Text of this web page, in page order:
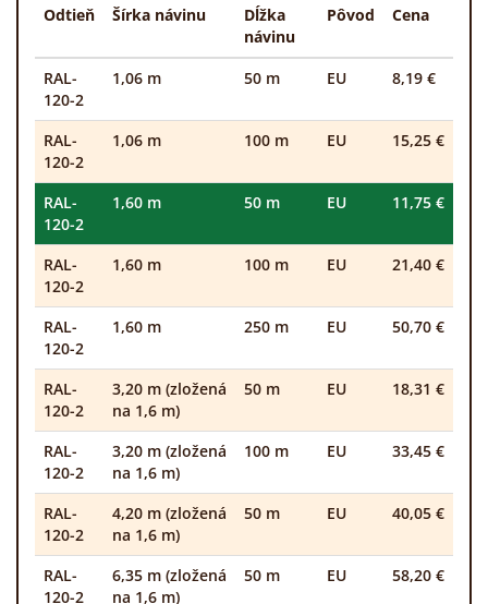
Odtieň Šírka návinu
Dĺžka
návinu
Pôvod Cena
RAL-
120-2
1,06 m 50 m EU 8,19 €
RAL-
120-2
1,06 m 100 m EU 15,25 €
RAL-
120-2
1,60 m 50 m EU 11,75 €
RAL-
120-2
1,60 m 100 m EU 21,40 €
RAL-
120-2
1,60 m 250 m EU 50,70 €
RAL-
120-2
3,20 m (zložená
na 1,6 m)
50 m EU 18,31 €
RAL-
120-2
3,20 m (zložená
na 1,6 m)
100 m EU 33,45 €
RAL-
120-2
4,20 m (zložená
na 1,6 m)
50 m EU 40,05 €
RAL-
120-2
6,35 m (zložená
na 1,6 m)
50 m EU 58,20 €